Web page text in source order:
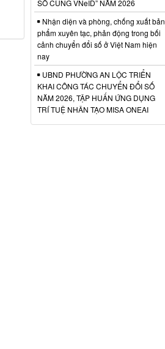
SỐ CÙNG VNeID” NĂM 2026
Nhận diện và phòng, chống xuất bản
phẩm xuyên tạc, phản động trong bối
cảnh chuyển đổi số ở Việt Nam hiện
nay
UBND PHƯỜNG AN LỘC TRIỂN
KHAI CÔNG TÁC CHUYỂN ĐỔI SỐ
NĂM 2026, TẬP HUẤN ỨNG DỤNG
TRÍ TUỆ NHÂN TẠO MISA ONEAI